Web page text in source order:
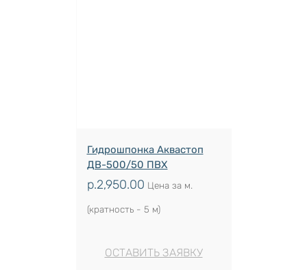
Гидрошпонка Аквастоп
ДВ-500/50 ПВХ
р.2,950.00 Цена за м.
(кратность - 5 м)
ОСТАВИТЬ ЗАЯВКУ